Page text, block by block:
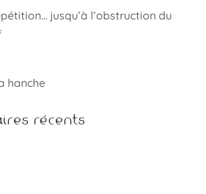
jusqu’à l’obstruction du
hanche
récents